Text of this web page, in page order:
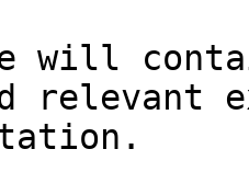
will
relevant